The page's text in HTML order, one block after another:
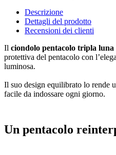
Descrizione
Dettagli del prodotto
Recensioni dei clienti
Il ciondolo pentacolo tripla luna
protettiva del pentacolo con
luminosa.
Il suo design equilibrato lo rende
facile da indossare ogni giorno.
Un pentacolo